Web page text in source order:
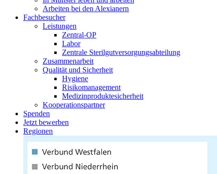
Arbeiten bei den Alexianern
Fachbesucher
Leistungen
Zentral-OP
Labor
Zentrale Sterilgutversorgungsabteilung
Zusammenarbeit
Qualität und Sicherheit
Hygiene
Risikomanagement
Medizinproduktesicherheit
Kooperationspartner
Spenden
Jetzt bewerben
Regionen